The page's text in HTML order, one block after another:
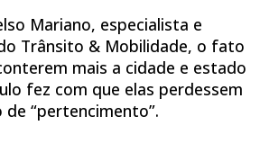
Mariano, especialista e
Trânsito & Mobilidade, o fato
mais a cidade e estado
fez com que elas perdessem
“pertencimento”.